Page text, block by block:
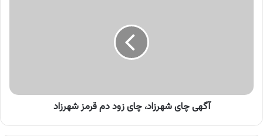
آگهی چای شهرزاد، چای زود دم قرمز شهرزاد